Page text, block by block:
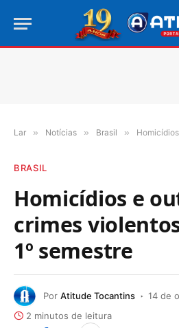
Lar » Notícias » Brasil » Homicídios e
BRASIL
Homicídios e
crimes
1º semestre
Por Atitude Tocantins
14 de
2 minutos de leitura